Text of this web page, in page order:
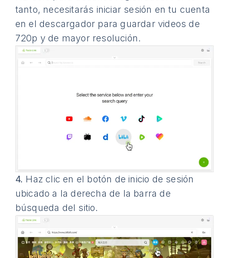
tanto, necesitarás iniciar sesión en tu cuenta
en el descargador para guardar videos de
720p y de mayor resolución.
4. Haz clic en el botón de inicio de sesión
ubicado a la derecha de la barra de
búsqueda del sitio.